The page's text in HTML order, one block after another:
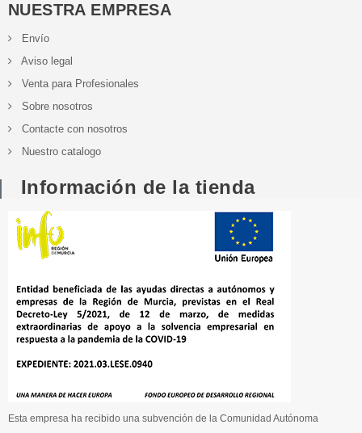
NUESTRA EMPRESA
Envío
Aviso legal
Venta para Profesionales
Sobre nosotros
Contacte con nosotros
Nuestro catalogo
Información de la tienda
Esta empresa ha recibido una subvención de la Comunidad Autónoma